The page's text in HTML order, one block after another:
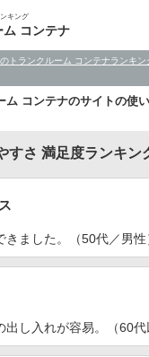
キング
ム コンテナ
トランクルーム コンテナランキン
ム コンテナのサイトの使
すさ 満足度ランキン
ました。（50代／男性
し入れが容易。（60代